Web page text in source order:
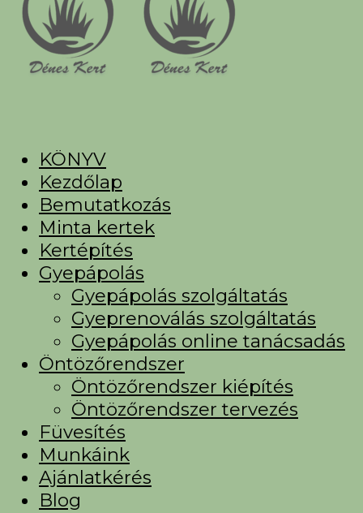
KÖNYV
Kezdőlap
Bemutatkozás
Minta kertek
Kertépítés
Gyepápolás
Gyepápolás szolgáltatás
Gyeprenoválás szolgáltatás
Gyepápolás online tanácsadás
Öntözőrendszer
Öntözőrendszer kiépítés
Öntözőrendszer tervezés
Füvesítés
Munkáink
Ajánlatkérés
Blog